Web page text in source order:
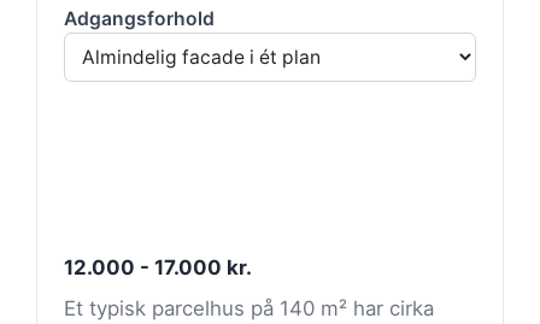
Adgangsforhold
12.000 - 17.000 kr.
Et typisk parcelhus på 140 m² har cirka